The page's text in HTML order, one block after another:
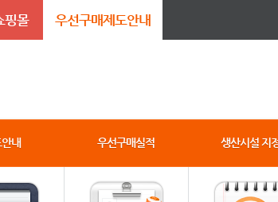
핑몰 우선구매제도안내
내 우선구매실적 생산시설 지